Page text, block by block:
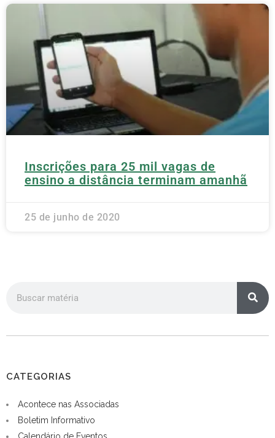
Inscrições para 25 mil vagas de
ensino a distância terminam amanhã
25 de junho de 2020
CATEGORIAS
Acontece nas Associadas
Boletim Informativo
Calendário de Eventos